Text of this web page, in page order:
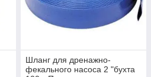
Шланг для дренажно-
фекального насоса 2 "бухта